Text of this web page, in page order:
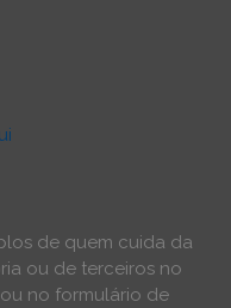
de quem cuida da
ou de terceiros no
ou no formulário de